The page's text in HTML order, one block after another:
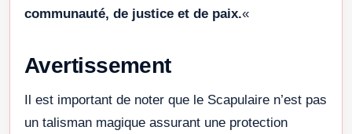
communauté, de justice et de paix.«
Avertissement
Il est important de noter que le Scapulaire n’est pas
un talisman magique assurant une protection